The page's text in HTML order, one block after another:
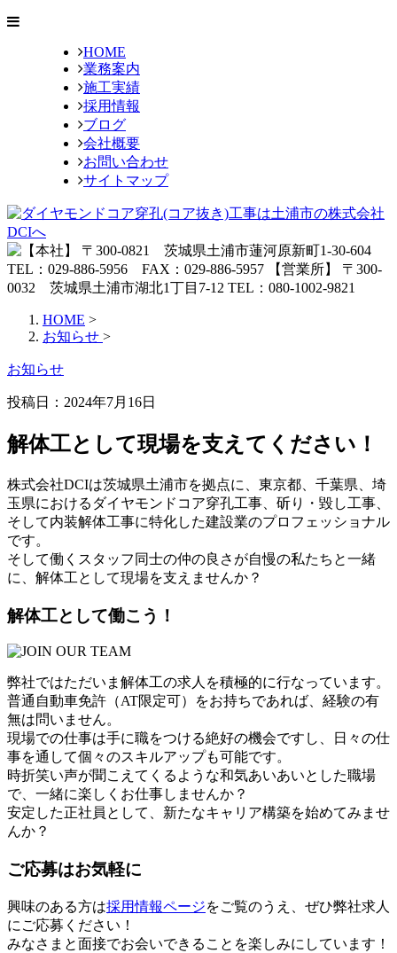
HOME
業務案内
施工実績
採用情報
ブログ
会社概要
お問い合わせ
サイトマップ
HOME >
お知らせ >
お知らせ
投稿日：2024年7月16日
解体工として現場を支えてください！
株式会社DCIは茨城県土浦市を拠点に、東京都、千葉県、埼
玉県におけるダイヤモンドコア穿孔工事、斫り・毀し工事、
そして内装解体工事に特化した建設業のプロフェッショナル
です。
そして働くスタッフ同士の仲の良さが自慢の私たちと一緒
に、解体工として現場を支えませんか？
解体工として働こう！
弊社ではただいま解体工の求人を積極的に行なっています。
普通自動車免許（AT限定可）をお持ちであれば、経験の有
無は問いません。
現場での仕事は手に職をつける絶好の機会ですし、日々の仕
事を通して個々のスキルアップも可能です。
時折笑い声が聞こえてくるような和気あいあいとした職場
で、一緒に楽しくお仕事しませんか？
安定した正社員として、新たなキャリア構築を始めてみませ
んか？
ご応募はお気軽に
興味のある方は採用情報ページをご覧のうえ、ぜひ弊社求人
にご応募ください！
みなさまと面接でお会いできることを楽しみにしています！